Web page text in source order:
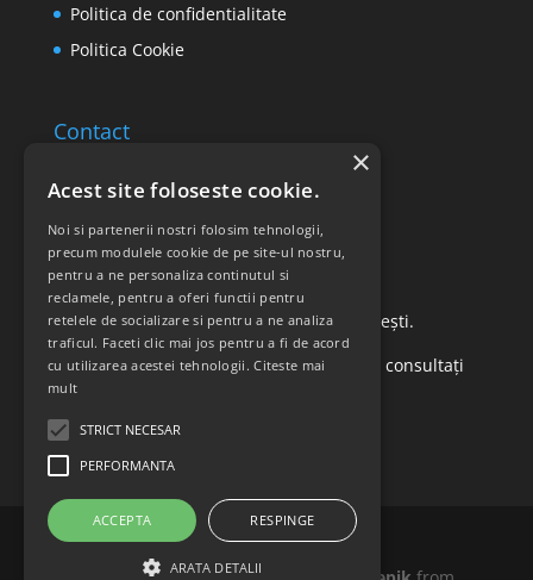
Politica de confidentialitate
Politica Cookie
Contact
Retur produse
Str. Vasile Mironiuc nr. 3, Sector 1, București.
Pentru detalii suplimentare, vă rugăm să consultați
politica de returnare a produselor
Acest site foloseste cookie.
Noi si partenerii nostri folosim tehnologii,
precum modulele cookie de pe site-ul nostru,
pentru a ne personaliza continutul si
reclamele, pentru a oferi functii pentru
retelele de socializare si pentru a ne analiza
traficul. Faceti clic mai jos pentru a fi de acord
cu utilizarea acestei tehnologii.Citeste mai
mult
STRICT NECESAR
PERFORMANTA
ACCEPTA RESPINGE
ARATA DETALII
×